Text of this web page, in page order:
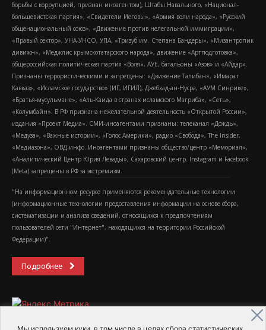
Мы используем куки, в том числе в целях сбора статистических
борьбы с коррупцией, признан иноагентом), Штабы Навального, «Национал-
большевистская партия», «Свидетели Иеговы», «Армия воли народа», «Русский
общенациональный союз», «Движение против нелегальной иммиграции»,
«Правый сектор», УНА-УНСО, УПА, «Тризуб им. Степана Бандеры», «Мизантропик
дивижн», «Меджлис крымскотатарского народа», движение «Артподготовка»,
общероссийская политическая партия «Воля», АУЕ, батальоны «Азов» и «Айдар».
Признаны террористическими и запрещены: «Движение Талибан», «Имарат
Кавказ», «Исламское государство» (ИГ, ИГИЛ), Джебхад-ан-Нусра, «АУМ Синрике»,
«Братья-мусульмане», «Аль-Каида в странах исламского Магриба», «Сеть»,
«Колумбайн». В РФ признана нежелательной деятельность «Открытой России»,
издания «Проект Медиа». СМИ-иноагентами признаны: телеканал «Дождь»,
«Медуза», «Важные истории», «Голос Америки», радио «Свобода», The Insider,
«Медиазона», ОВД-инфо. Иноагентами признаны общество/центр «Мемориал»,
«Аналитический Центр Юрия Левады», Сахаровский центр. Instagram и Facebook
(Metа) запрещены в РФ за экстремизм.
"На информационном ресурсе применяются рекомендательные технологии
(информационные технологии предоставления информации на основе сбора,
систематизации и анализа сведений, относящихся к предпочтениям
пользователей сети "Интернет", находящихся на территории Российской
Федерации)".
Подробнее